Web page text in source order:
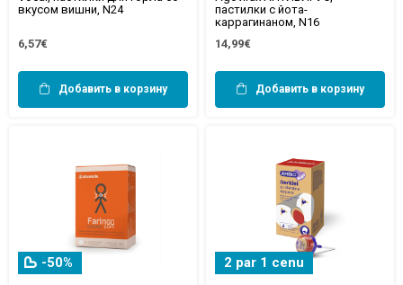
вкусом вишни, N24
6,57€
Добавить в корзину
пастилки с йота-
каррагинаном, N16
14,99€
Добавить в корзину
-50% 2 par 1 cenu